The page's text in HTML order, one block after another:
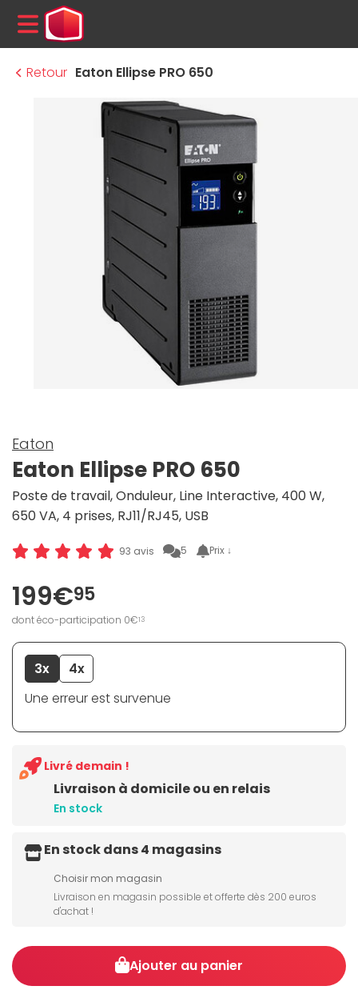
MENU
Retour Eaton Ellipse PRO 650
Eaton
Eaton Ellipse PRO 650
Poste de travail, Onduleur, Line Interactive, 400 W,
650 VA, 4 prises, RJ11/RJ45, USB
93 avis 5 Prix ↓
199€95
dont éco-participation 0€13
3x
4x
Une erreur est survenue
Livraison à domicile ou en relais
En stock
Livré demain !
En stock dans 4 magasins
Choisir mon magasin
Livraison en magasin possible et offerte dès 200 euros
d'achat !
Ajouter au panier